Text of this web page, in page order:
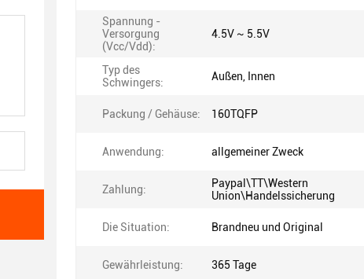
Spannung -
Versorgung
(Vcc/Vdd):
4.5V ~ 5.5V
Typ des
Schwingers:
Außen, Innen
Packung / Gehäuse: 160TQFP
Anwendung: allgemeiner Zweck
Zahlung:
Paypal\TT\Western
Union\Handelssicherung
Die Situation: Brandneu und Original
Gewährleistung: 365 Tage